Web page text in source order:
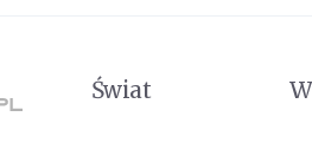
Świat